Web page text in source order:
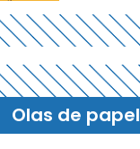
Olas de papel